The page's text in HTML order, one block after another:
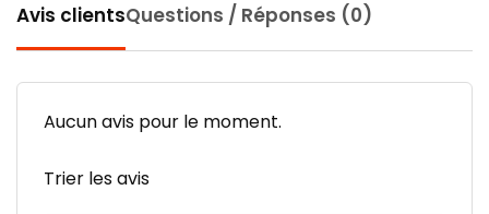
Avis clientsQuestions / Réponses (0)
Aucun avis pour le moment.
Trier les avis